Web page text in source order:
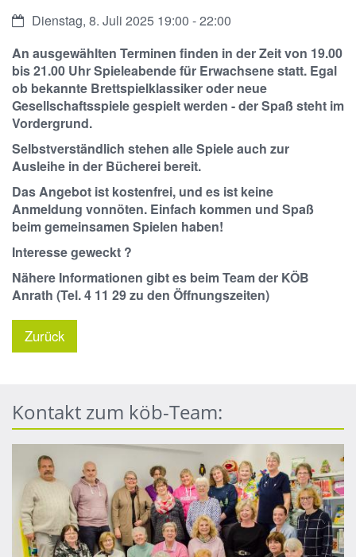
Datum:Dienstag, 8. Juli 2025 19:00 - 22:00
An ausgewählten Terminen finden in der Zeit von 19.00
bis 21.00 Uhr Spieleabende für Erwachsene statt. Egal
ob bekannte Brettspielklassiker oder neue
Gesellschaftsspiele gespielt werden - der Spaß steht im
Vordergrund.
Selbstverständlich stehen alle Spiele auch zur
Ausleihe in der Bücherei bereit.
Das Angebot ist kostenfrei, und es ist keine
Anmeldung vonnöten. Einfach kommen und Spaß
beim gemeinsamen Spielen haben!
Interesse geweckt ?
Nähere Informationen gibt es beim Team der KÖB
Anrath (Tel. 4 11 29 zu den Öffnungszeiten)
Zurück
Kontakt zum köb-Team: